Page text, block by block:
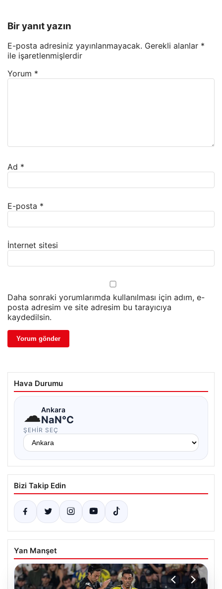
Bir yanıt yazın
E-posta adresiniz yayınlanmayacak. Gerekli alanlar *
ile işaretlenmişlerdir
Yorum *
Ad *
E-posta *
İnternet sitesi
Daha sonraki yorumlarımda kullanılması için adım, e-
posta adresim ve site adresim bu tarayıcıya
kaydedilsin.
Hava Durumu
☁Ankara
NaN°C
ŞEHIR SEÇ
Bizi Takip Edin
Yan Manşet